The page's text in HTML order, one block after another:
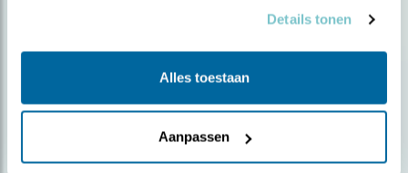
Details tonen
Alles toestaan
Aanpassen
Nieuws